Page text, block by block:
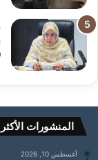
المنشورات
أغسطس 10, 2026